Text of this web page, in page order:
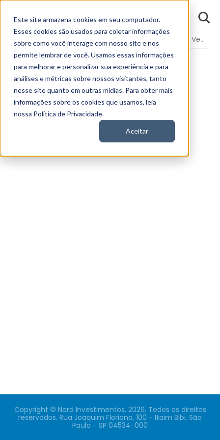
Este site armazena cookies em seu computador.
Esses cookies são usados para coletar informações
sobre como você interage com nosso site e nos
permite lembrar de você. Usamos essas informações
para melhorar e personalizar sua experiência e para
análises e métricas sobre nossos visitantes, tanto
nesse site quanto em outras mídias. Para obter mais
informações sobre os cookies que usamos, leia
nossa Política de Privacidade.
Aceitar
Segmentos da Bolsa Segmento - Tecidos, Vestuário e Calçados
Tecidos, Vestuário e
Calçados
Copyright © Nord Investimentos, 2026. Todos os direitos
reservados. Rua Joaquim Floriano, 100 - Itaim Bibi, São
Paulo - SP 04534-000